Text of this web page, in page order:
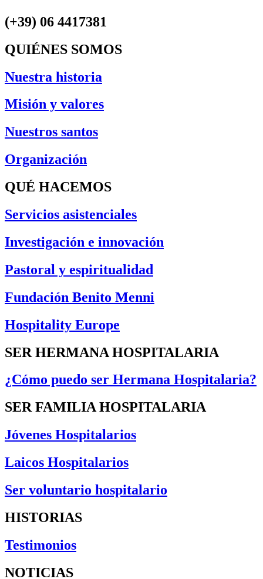
(+39) 06 4417381
QUIÉNES SOMOS
Nuestra historia
Misión y valores
Nuestros santos
Organización
QUÉ HACEMOS
Servicios asistenciales
Investigación e innovación
Pastoral y espiritualidad
Fundación Benito Menni
Hospitality Europe
SER HERMANA HOSPITALARIA
¿Cómo puedo ser Hermana Hospitalaria?
SER FAMILIA HOSPITALARIA
Jóvenes Hospitalarios
Laicos Hospitalarios
Ser voluntario hospitalario
HISTORIAS
Testimonios
NOTICIAS